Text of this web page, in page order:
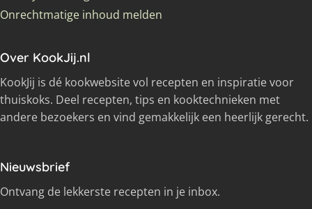
Onrechtmatige inhoud melden
Over KookJij.nl
KookJij is dé kookwebsite vol recepten en inspiratie voor
thuiskoks. Deel recepten, tips en kooktechnieken met
andere bezoekers en vind gemakkelijk een heerlijk gerecht.
Nieuwsbrief
Ontvang de lekkerste recepten in je inbox.